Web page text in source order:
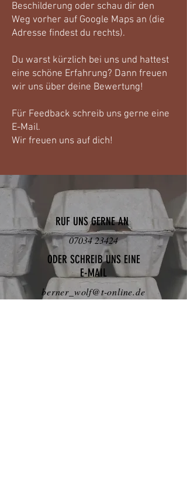
Beschilderung oder schau dir den
Weg vorher auf Google Maps an (die
Adresse findest du rechts).
Du warst kürzlich bei uns und hattest
eine schöne Erfahrung? Dann freuen
wir uns über deine Bewertung!
Für Feedback schreib uns gerne eine
E-Mail.
Wir freuen uns auf dich!
RUF UNS GERNE AN
07034 23424
ODER SCHREIB UNS EINE
E-MAIL
berner_wolf@t-online.de